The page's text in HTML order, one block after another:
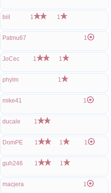
biil 1 1
Patmu67 1
JoCec 1 1
phylm 1
mike41 1
ducale 1
DomPE 1 1 1
guh246 1 1
macjera 1